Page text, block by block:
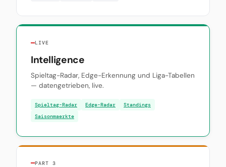
LIVE
Intelligence
Spieltag-Radar, Edge-Erkennung und Liga-Tabellen
— datengetrieben, live.
Spieltag-Radar Edge-Radar
Standings
Saisonmaerkte
PART 3